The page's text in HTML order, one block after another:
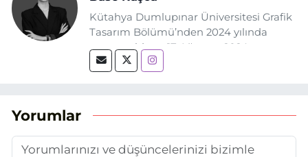
Kütahya Dumlupınar Üniversitesi Grafik
Tasarım Bölümü’nden 2024 yılında
mezun oldum. 17 Ağustos 2024
tarihinde, Grafik Tasarım alanında staj
adım attım.
Yorumlar